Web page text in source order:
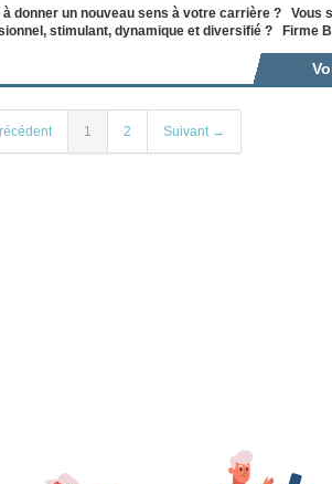
à donner un nouveau sens à votre carrière ?
stimulant, dynamique et diversifié ? Firme
1 2 Suivant →